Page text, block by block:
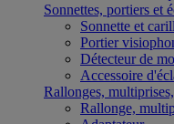
Sonnettes, portiers et
Sonnette et
Portier
Détecteur de
Accessoire
Rallonges,
Rallonge,